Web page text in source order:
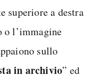
superiore a destra
o l’immagine
sullo
in archivio” ed